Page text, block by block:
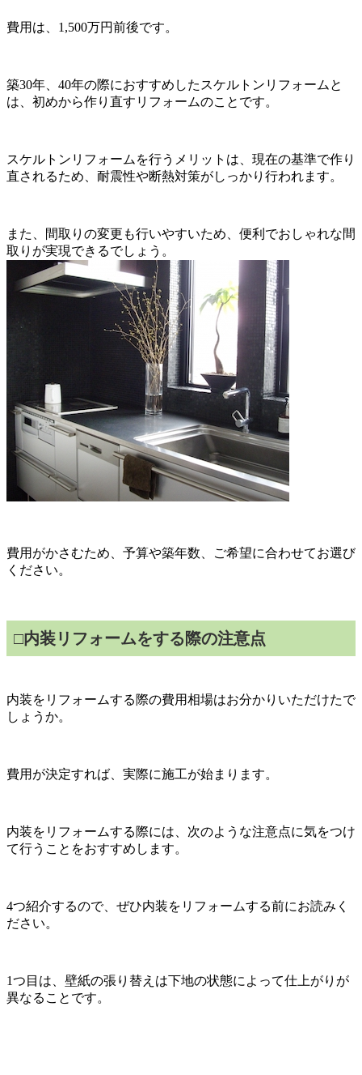
費用は、1,500万円前後です。
築30年、40年の際におすすめしたスケルトンリフォームと
は、初めから作り直すリフォームのことです。
スケルトンリフォームを行うメリットは、現在の基準で作り
直されるため、耐震性や断熱対策がしっかり行われます。
また、間取りの変更も行いやすいため、便利でおしゃれな間
取りが実現できるでしょう。
費用がかさむため、予算や築年数、ご希望に合わせてお選び
ください。
□内装リフォームをする際の注意点
内装をリフォームする際の費用相場はお分かりいただけたで
しょうか。
費用が決定すれば、実際に施工が始まります。
内装をリフォームする際には、次のような注意点に気をつけ
て行うことをおすすめします。
4つ紹介するので、ぜひ内装をリフォームする前にお読みく
ださい。
1つ目は、壁紙の張り替えは下地の状態によって仕上がりが
異なることです。